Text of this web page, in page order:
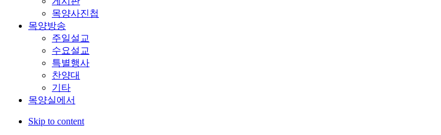
목양사진첩
목양방송
주일설교
수요설교
특별행사
찬양대
기타
목양실에서
Skip to content